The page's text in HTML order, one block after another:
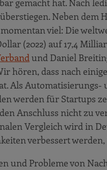
gemacht hat. Nach
Neben dem
viel: Die
(2022) auf 17,4
und Daniel
hören, dass nach
Als
werden für Startups
Anschluss nicht zu
Vergleich wird in
verbessert
und Probleme von